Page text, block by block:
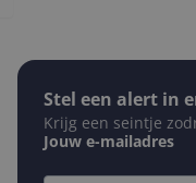
Stel een alert in
Krijg een seintje
Jouw e-mailadres